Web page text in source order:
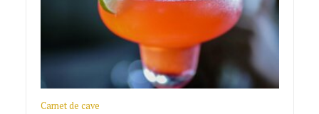
Carnet de cave